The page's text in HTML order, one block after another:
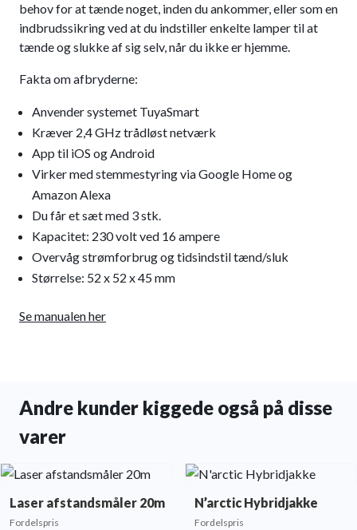
behov for at tænde noget, inden du ankommer, eller som en
indbrudssikring ved at du indstiller enkelte lamper til at
tænde og slukke af sig selv, når du ikke er hjemme.
Fakta om afbryderne:
Anvender systemet TuyaSmart
Kræver 2,4 GHz trådløst netværk
App til iOS og Android
Virker med stemmestyring via Google Home og
Amazon Alexa
Du får et sæt med 3 stk.
Kapacitet: 230 volt ved 16 ampere
Overvåg strømforbrug og tidsindstil tænd/sluk
Størrelse: 52 x 52 x 45 mm
Se manualen her
Andre kunder kiggede også på disse
varer
Laser afstandsmåler 20m
Fordelspris
N’arctic Hybridjakke
Fordelspris